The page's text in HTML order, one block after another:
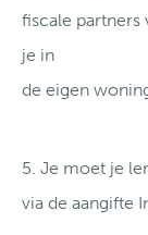
fiscale partners
je in
de eigen
5. Je moet je
via de aangifte